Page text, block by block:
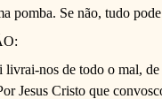
pomba. Se não, tudo
livrai-nos de todo o mal,
Jesus Cristo que